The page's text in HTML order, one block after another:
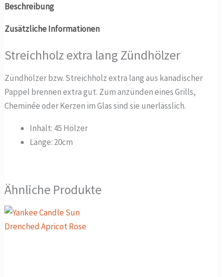
Beschreibung
Zusätzliche Informationen
Streichholz extra lang Zündhölzer
Zündhölzer bzw. Streichholz extra lang aus kanadischer
Pappel brennen extra gut. Zum anzünden eines Grills,
Cheminée oder Kerzen im Glas sind sie unerlässlich.
Inhalt: 45 Hölzer
Länge: 20cm
Ähnliche Produkte